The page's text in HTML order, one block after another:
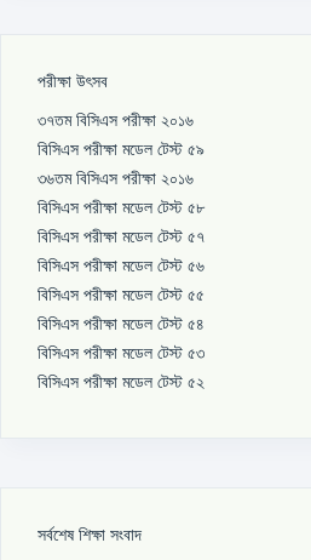
পরীক্ষা উৎসব
৩৭তম বিসিএস পরীক্ষা ২০১৬
বিসিএস পরীক্ষা মডেল টেস্ট ৫৯
৩৬তম বিসিএস পরীক্ষা ২০১৬
বিসিএস পরীক্ষা মডেল টেস্ট ৫৮
বিসিএস পরীক্ষা মডেল টেস্ট ৫৭
বিসিএস পরীক্ষা মডেল টেস্ট ৫৬
বিসিএস পরীক্ষা মডেল টেস্ট ৫৫
বিসিএস পরীক্ষা মডেল টেস্ট ৫৪
বিসিএস পরীক্ষা মডেল টেস্ট ৫৩
বিসিএস পরীক্ষা মডেল টেস্ট ৫২
সর্বশেষ শিক্ষা সংবাদ